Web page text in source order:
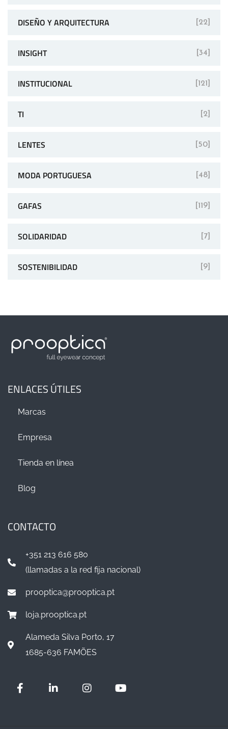
DISEÑO Y ARQUITECTURA [22]
INSIGHT [34]
INSTITUCIONAL [121]
TI [2]
LENTES [50]
MODA PORTUGUESA [48]
GAFAS [119]
SOLIDARIDAD [7]
SOSTENIBILIDAD [9]
ENLACES ÚTILES
Marcas
Empresa
Tienda en línea
Blog
CONTACTO
+351 213 616 580
(llamadas a la red fija nacional)
prooptica@prooptica.pt
loja.prooptica.pt
Alameda Silva Porto, 17
1685-636 FAMÕES